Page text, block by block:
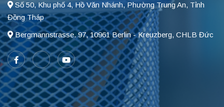
Số 50, Khu phố 4, Hồ Văn Nhánh, Phường Trung An, Tỉnh
Đồng Tháp
Bergmannstrasse. 97, 10961 Berlin - Kreuzberg, CHLB Đức